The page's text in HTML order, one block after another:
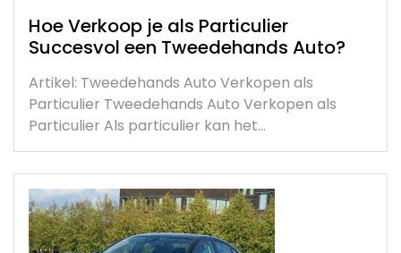
Hoe Verkoop je als Particulier
Succesvol een Tweedehands Auto?
Artikel: Tweedehands Auto Verkopen als
Particulier Tweedehands Auto Verkopen als
Particulier Als particulier kan het…